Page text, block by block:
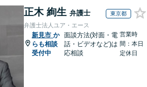
正木 絢生 弁護士 東京都
弁護士法人ユア・エース
新見市 か
らも相談
受付中
面談方法(対面・電
話・ビデオなど)は
応相談
営業時
間：本日
定休日